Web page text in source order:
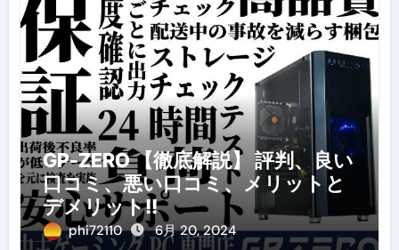
GP-ZERO 【徹底解説】 評判、良い
口コミ、悪い口コミ、メリットと
デメリット!!
phi72110 6月 20, 2024